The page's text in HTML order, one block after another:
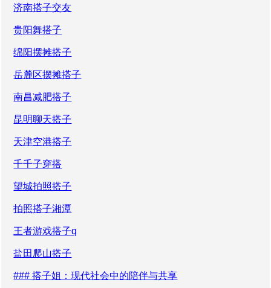
济南搭子交友
贵阳舞搭子
绵阳摆摊搭子
岳麓区摆摊搭子
南昌减肥搭子
昆明聊天搭子
天津空港搭子
千千子穿搭
望城拍照搭子
拍照搭子湘潭
王者游戏搭子q
盐田爬山搭子
### 搭子姐：现代社会中的陪伴与共享